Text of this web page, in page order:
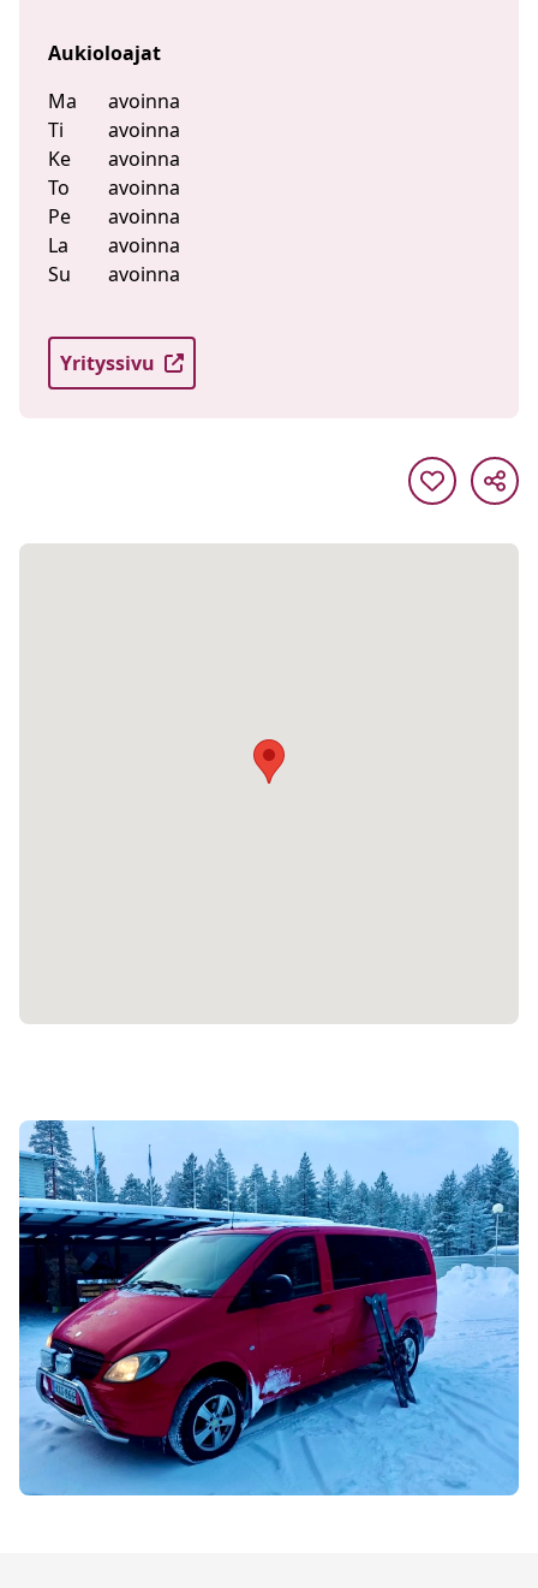
Aukioloajat
Ma
avoinna
Ti
avoinna
Ke
avoinna
To
avoinna
Pe
avoinna
La
avoinna
Su
avoinna
Yrityssivu